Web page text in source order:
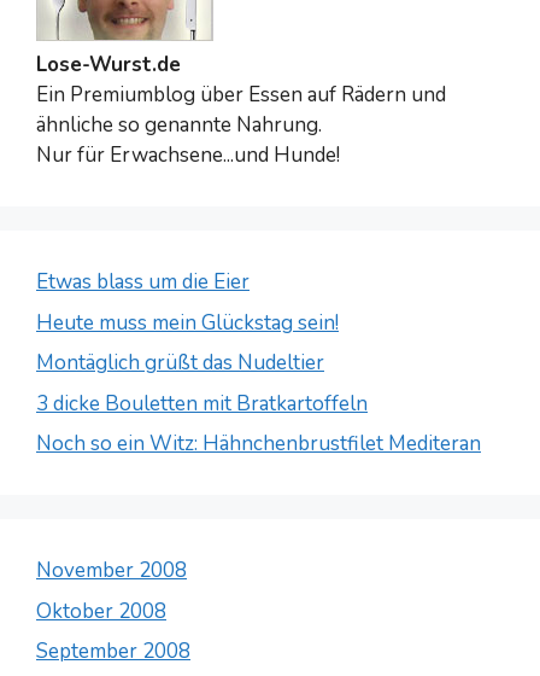
Lose-Wurst.de
Ein Premiumblog über Essen auf Rädern und
ähnliche so genannte Nahrung.
Nur für Erwachsene...und Hunde!
Etwas blass um die Eier
Heute muss mein Glückstag sein!
Montäglich grüßt das Nudeltier
3 dicke Bouletten mit Bratkartoffeln
Noch so ein Witz: Hähnchenbrustfilet Mediteran
November 2008
Oktober 2008
September 2008